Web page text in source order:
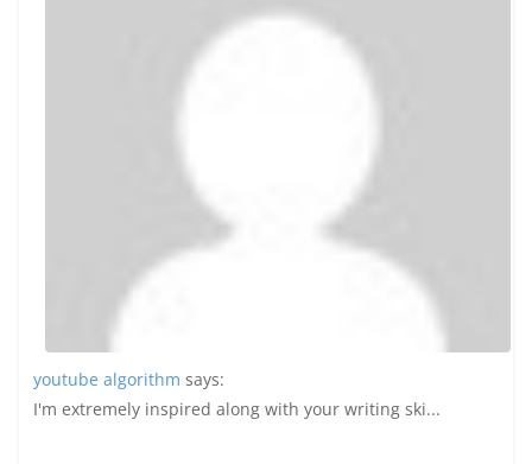
youtube algorithm says:
I'm extremely inspired along with your writing ski...